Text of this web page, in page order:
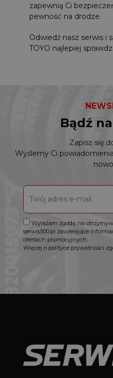
zapewnią Ci
pewność na drodze.
Odwiedź nasz serwis i
TOYO najlepiej
Bądź
Zapisz się
Wyślemy Ci
Wyrażam zgodę na
serwis500.pl zawierające
ofertach promocyjnych.
Więcej o polityce prywatności